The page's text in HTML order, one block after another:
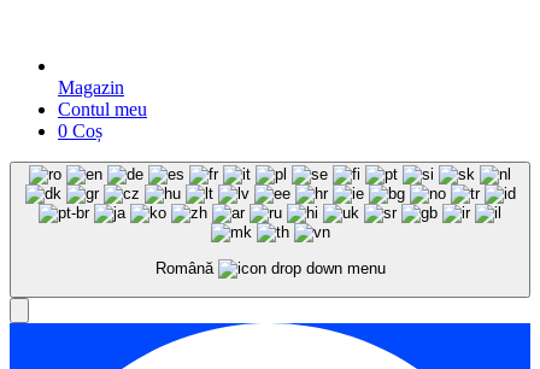
Magazin
Contul meu
0 Coș
Română